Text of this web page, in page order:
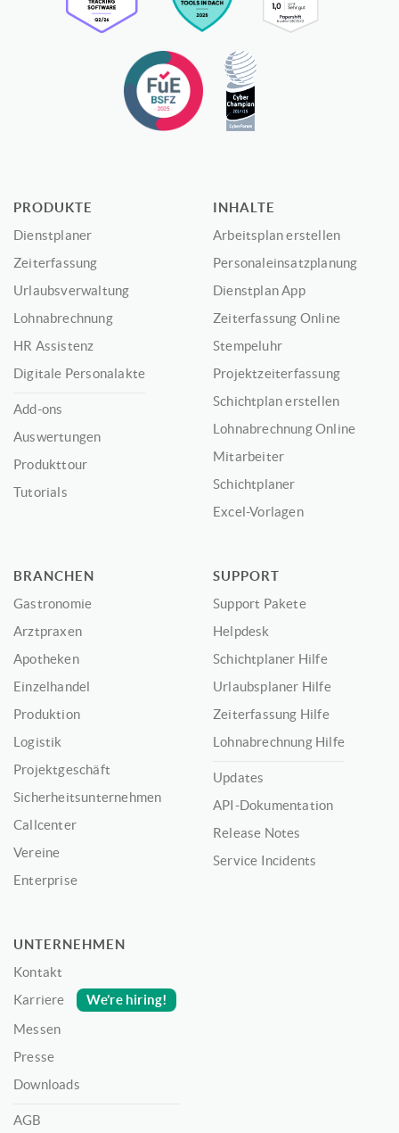
PRODUKTE
Dienstplaner
Zeiterfassung
Urlaubsverwaltung
Lohnabrechnung
HR Assistenz
Digitale Personalakte
Add-ons
Auswertungen
Produkttour
Tutorials
INHALTE
Arbeitsplan erstellen
Personaleinsatzplanung
Dienstplan App
Zeiterfassung Online
Stempeluhr
Projektzeiterfassung
Schichtplan erstellen
Lohnabrechnung Online
Mitarbeiter
Schichtplaner
Excel-Vorlagen
BRANCHEN
Gastronomie
Arztpraxen
Apotheken
Einzelhandel
Produktion
Logistik
Projektgeschäft
Sicherheitsunternehmen
Callcenter
Vereine
Enterprise
SUPPORT
Support Pakete
Helpdesk
Schichtplaner Hilfe
Urlaubsplaner Hilfe
Zeiterfassung Hilfe
Lohnabrechnung Hilfe
Updates
API-Dokumentation
Release Notes
Service Incidents
UNTERNEHMEN
Kontakt
Karriere
We’re hiring!
Messen
Presse
Downloads
AGB